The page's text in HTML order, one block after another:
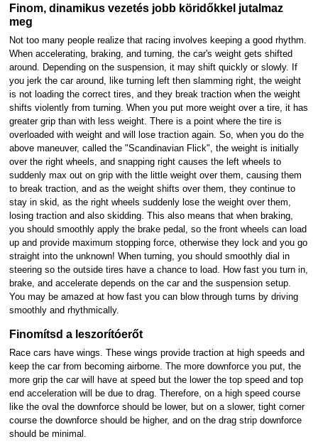
Finom, dinamikus vezetés jobb köridőkkel jutalmaz
meg
Not too many people realize that racing involves keeping a good rhythm.
When accelerating, braking, and turning, the car's weight gets shifted
around. Depending on the suspension, it may shift quickly or slowly. If
you jerk the car around, like turning left then slamming right, the weight
is not loading the correct tires, and they break traction when the weight
shifts violently from turning. When you put more weight over a tire, it has
greater grip than with less weight. There is a point where the tire is
overloaded with weight and will lose traction again. So, when you do the
above maneuver, called the "Scandinavian Flick", the weight is initially
over the right wheels, and snapping right causes the left wheels to
suddenly max out on grip with the little weight over them, causing them
to break traction, and as the weight shifts over them, they continue to
stay in skid, as the right wheels suddenly lose the weight over them,
losing traction and also skidding. This also means that when braking,
you should smoothly apply the brake pedal, so the front wheels can load
up and provide maximum stopping force, otherwise they lock and you go
straight into the unknown! When turning, you should smoothly dial in
steering so the outside tires have a chance to load. How fast you turn in,
brake, and accelerate depends on the car and the suspension setup.
You may be amazed at how fast you can blow through turns by driving
smoothly and rhythmically.
Finomítsd a leszorítóerőt
Race cars have wings. These wings provide traction at high speeds and
keep the car from becoming airborne. The more downforce you put, the
more grip the car will have at speed but the lower the top speed and top
end acceleration will be due to drag. Therefore, on a high speed course
like the oval the downforce should be lower, but on a slower, tight corner
course the downforce should be higher, and on the drag strip downforce
should be minimal.